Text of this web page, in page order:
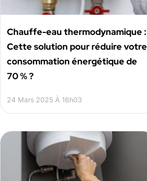
Chauffe-eau thermodynamique :
Cette solution pour réduire votre
consommation énergétique de
70 % ?
24 Mars 2025 À 16h03